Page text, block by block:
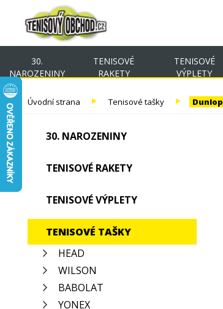
30.
NAROZENINY
TENISOVÉ
RAKETY
TENISOVÉ
VÝPLETY
Úvodní strana Tenisové tašky Dunlop
30. NAROZENINY
TENISOVÉ RAKETY
TENISOVÉ VÝPLETY
TENISOVÉ TAŠKY
HEAD
WILSON
BABOLAT
YONEX